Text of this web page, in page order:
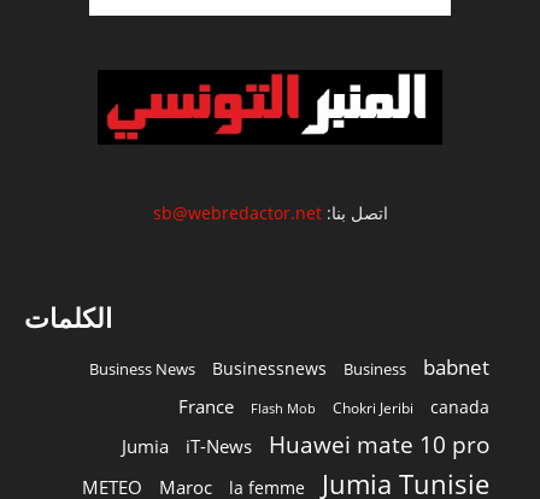
اتصل بنا:sb@webredactor.net
الكلمات
babnet
Business
Businessnews
Business News
canada
Chokri Jeribi
Flash Mob
France
Huawei mate 10 pro
iT-News
Jumia
Jumia Tunisie
la femme
Maroc
METEO